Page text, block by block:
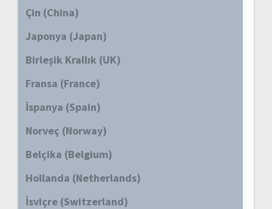
Çin (China)
Japonya (Japan)
Birleşik Krallık (UK)
Fransa (France)
İspanya (Spain)
Norveç (Norway)
Belçika (Belgium)
Hollanda (Netherlands)
İsviçre (Switzerland)